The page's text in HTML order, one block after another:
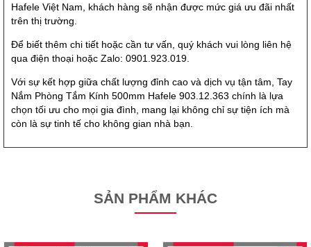
Hafele Việt Nam, khách hàng sẽ nhận được mức giá ưu đãi nhất
trên thị trường.
Để biết thêm chi tiết hoặc cần tư vấn, quý khách vui lòng liên hệ
qua điện thoại hoặc Zalo: 0901.923.019.
Với sự kết hợp giữa chất lượng đỉnh cao và dịch vụ tận tâm, Tay
Nắm Phòng Tắm Kính 500mm Hafele 903.12.363 chính là lựa
chọn tối ưu cho mọi gia đình, mang lại không chỉ sự tiện ích mà
còn là sự tinh tế cho không gian nhà bạn.
SẢN PHẨM KHÁC